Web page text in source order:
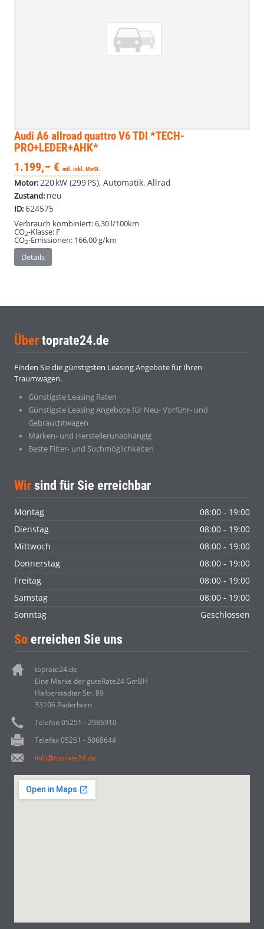
Audi A6 allroad quattroV6 TDI *TECH-
PRO+LEDER+AHK*
1.199,– € mtl. inkl. MwSt.
Motor:220 kW (299 PS), Automatik, Allrad
Zustand: neu
ID:624575
Verbrauch kombiniert:6,30 l/100km
CO2-Klasse: F
CO2-Emissionen: 166,00 g/km
Details
Über toprate24.de
Finden Sie die günstigsten Leasing Angebote für Ihren
Traumwagen.
Günstigste Leasing Raten
Günstigste Leasing Angebote für Neu- Vorführ- und
Gebrauchtwagen
Marken- und Herstellerunabhängig
Beste Filter- und Suchmöglichkeiten
Wir sind für Sie erreichbar
Montag
08:00 - 19:00
Dienstag
08:00 - 19:00
Mittwoch
08:00 - 19:00
Donnerstag
08:00 - 19:00
Freitag
08:00 - 19:00
Samstag
08:00 - 19:00
Sonntag
Geschlossen
So erreichen Sie uns
toprate24.de
Eine Marke der guteRate24 GmBH
Halberstädter Str. 89
33106 Paderborn
Telefon 05251 - 2986910
Telefax 05251 - 5068644
info@toprate24.de